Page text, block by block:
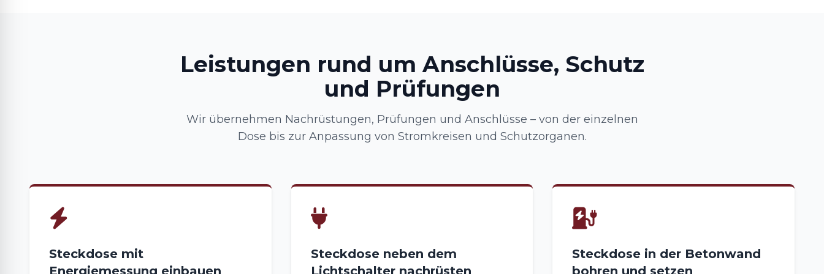
Leistungen rund um Anschlüsse, Schutz
und Prüfungen
Wir übernehmen Nachrüstungen, Prüfungen und Anschlüsse – von der einzelnen
Dose bis zur Anpassung von Stromkreisen und Schutzorganen.
Steckdose mit
Energiemessung einbauen
Steckdose neben dem
Lichtschalter nachrüsten
Steckdose in der Betonwand
bohren und setzen